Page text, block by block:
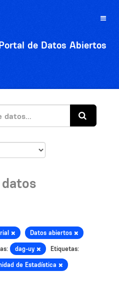
Toggle
de Datos Abiertos
Datos abiertos
dag-uy Etiquetas:
de Estadística